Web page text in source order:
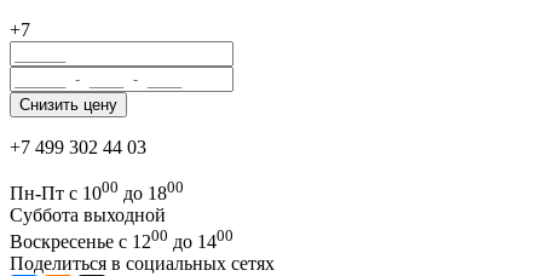
+7
+7 499 302 44 03
Пн-Пт с 1000 до 1800
Суббота выходной
Воскресенье с 1200 до 1400
Поделиться в социальных сетях